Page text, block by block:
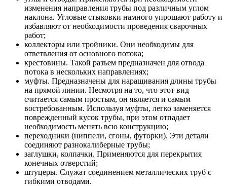
изменения направления трубы под различным углом
наклона. Угловые стыковки намного упрощают работу и
избавляют от необходимости проведения сварочных
работ;
коллекторы или тройники. Они необходимы для
ответвления от основного потока;
крестовины. Такой разъем предназначен для отвода
потока в нескольких направлениях;
муфты. Предназначены для наращивания длины трубы
на прямой линии. Несмотря на то, что этот вид
считается самым простым, он является и самым
востребованным. Используя муфты, легко заменяется
поврежденный кусок трубы, при этом отпадает
необходимость менять всю конструкцию;
переходники (ниппели, сгоны, футорки). Эти детали
соединяют разнокалиберные трубы;
заглушки, колпачки. Применяются для перекрытия
конечных отверстий;
штуцеры. Служат соединением металлических труб с
гибкими отводами.